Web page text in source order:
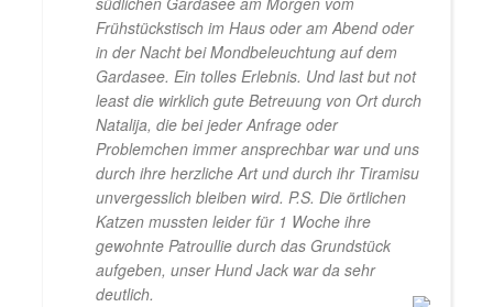
Frühstückstisch im Haus oder am Abend oder
in der Nacht bei Mondbeleuchtung auf dem
Gardasee. Ein tolles Erlebnis. Und last but not
least die wirklich gute Betreuung von Ort durch
Natalija, die bei jeder Anfrage oder
Problemchen immer ansprechbar war und uns
durch ihre herzliche Art und durch ihr Tiramisu
unvergesslich bleiben wird. P.S. Die örtlichen
Katzen mussten leider für 1 Woche ihre
gewohnte Patroullie durch das Grundstück
aufgeben, unser Hund Jack war da sehr
deutlich.